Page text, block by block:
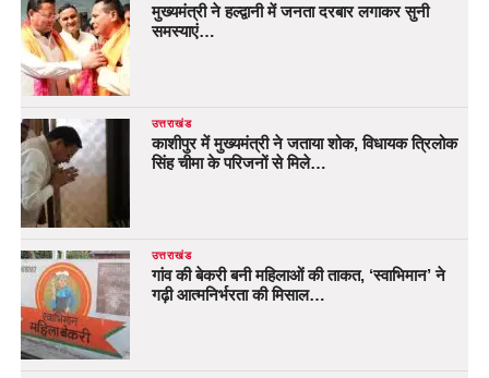
मुख्यमंत्री ने हल्द्वानी में जनता दरबार लगाकर सुनी
समस्याएं…
उत्तराखंड
काशीपुर में मुख्यमंत्री ने जताया शोक, विधायक त्रिलोक
सिंह चीमा के परिजनों से मिले…
उत्तराखंड
गांव की बेकरी बनी महिलाओं की ताकत, ‘स्वाभिमान’ ने
गढ़ी आत्मनिर्भरता की मिसाल…